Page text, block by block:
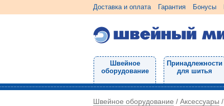
Доставка и оплата Гарантия Бонусы
Швейное
оборудование
Принадлежности
для шитья
Швейное оборудование / Аксессуары /